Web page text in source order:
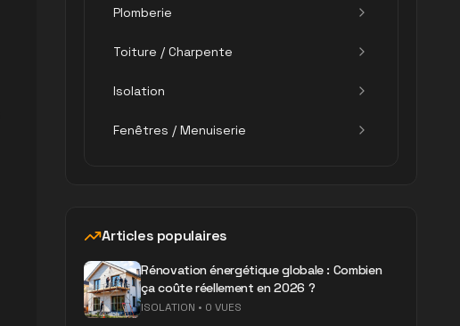
Plomberie
Toiture / Charpente
Isolation
Fenêtres / Menuiserie
Articles populaires
Rénovation énergétique globale : Combien
ça coûte réellement en 2026 ?
ISOLATION • 0 VUES